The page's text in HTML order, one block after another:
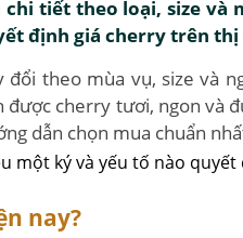
tiết theo loại, size và
định giá cherry trên
theo mùa vụ, size và
cherry tươi, ngon và
dẫn chọn mua chuẩn
nay?